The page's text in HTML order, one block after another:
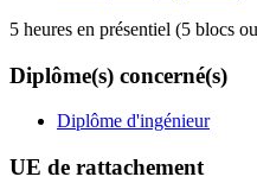
5 heures en présentiel (5 blocs
Diplôme(s) concerné(s)
Diplôme d'ingénieur
UE de rattachement